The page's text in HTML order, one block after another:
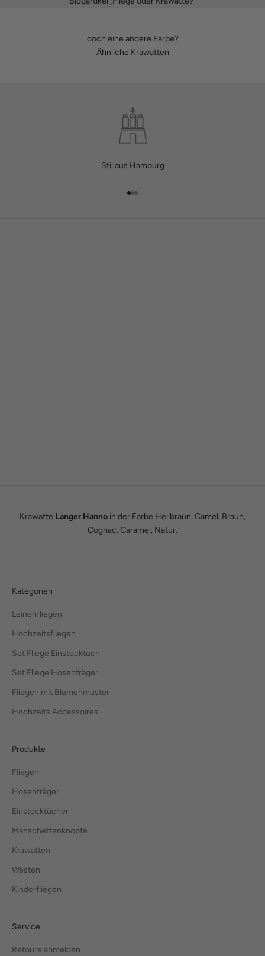
doch eine andere Farbe?
Ähnliche Krawatten
Stil aus Hamburg
Gehe zu Element 1
Gehe zu Element 2
Gehe zu Element 3
Krawatte Langer Hanno in der Farbe Hellbraun, Camel, Braun,
Cognac, Caramel, Natur.
Kategorien
Leinenfliegen
Hochzeitsfliegen
Set Fliege Einstecktuch
Set Fliege Hosenträger
Fliegen mit Blumenmuster
Hochzeits Accessoires
Produkte
Fliegen
Hosenträger
Einstecktücher
Manschettenknöpfe
Krawatten
Westen
Kinderfliegen
Service
Retoure anmelden